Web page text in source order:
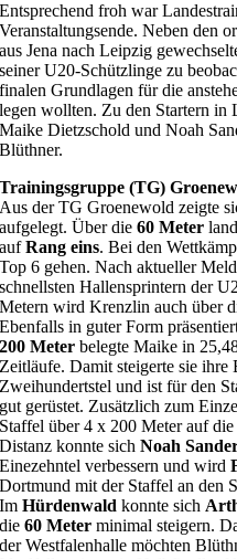
Entsprechend froh war
Veranstaltungsende. Neben den
aus Jena nach Leipzig
seiner U20-Schützlinge zu
finalen Grundlagen für die
legen wollten. Zu den Startern
Maike Dietzschold und Noah
Blüthner.
Trainingsgruppe (TG)
Aus der TG Groenewold zeigte
aufgelegt. Über die60 Meter
aufRang eins. Bei den
Top 6 gehen. Nach aktueller
schnellsten Hallensprintern der
Metern wird Krenzlin auch über
Ebenfalls in guter Form
200 Meter belegte Maike in
Zeitläufe. Damit steigerte sie ihre
Zweihundertstel und ist für den
gut gerüstet. Zusätzlich zum
Staffel über 4 x 200 Meter auf
Distanz konnte sichNoah
Einezehntel verbessern und wird
Dortmund mit der Staffel an den
ImHürdenwald konnte sich
die60 Meter minimal steigern.
der Westfalenhalle möchten